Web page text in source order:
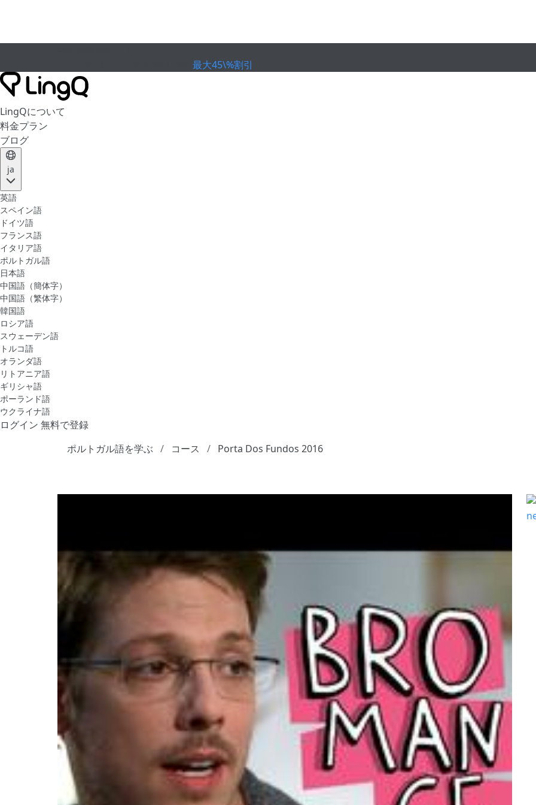
最大45\%割引
LingQについて
料金プラン
ブログ
ja
英語
スペイン語
ドイツ語
フランス語
イタリア語
ポルトガル語
日本語
中国語（簡体字）
中国語（繁体字）
韓国語
ロシア語
スウェーデン語
トルコ語
オランダ語
リトアニア語
ギリシャ語
ポーランド語
ウクライナ語
ログイン 無料で登録
ポルトガル語を学ぶ
コース Porta Dos Fundos 2016